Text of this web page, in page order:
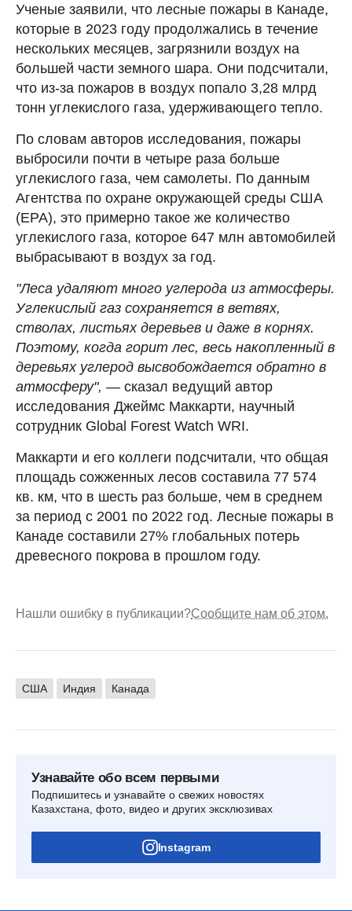
Ученые заявили, что лесные пожары в Канаде,
которые в 2023 году продолжались в течение
нескольких месяцев, загрязнили воздух на
большей части земного шара. Они подсчитали,
что из-за пожаров в воздух попало 3,28 млрд
тонн углекислого газа, удерживающего тепло.
По словам авторов исследования, пожары
выбросили почти в четыре раза больше
углекислого газа, чем самолеты. По данным
Агентства по охране окружающей среды США
(EPA), это примерно такое же количество
углекислого газа, которое 647 млн автомобилей
выбрасывают в воздух за год.
"Леса удаляют много углерода из атмосферы.
Углекислый газ сохраняется в ветвях,
стволах, листьях деревьев и даже в корнях.
Поэтому, когда горит лес, весь накопленный в
деревьях углерод высвобождается обратно в
атмосферу", — сказал ведущий автор
исследования Джеймс Маккарти, научный
сотрудник Global Forest Watch WRI.
Маккарти и его коллеги подсчитали, что общая
площадь сожженных лесов составила 77 574
кв. км, что в шесть раз больше, чем в среднем
за период с 2001 по 2022 год. Лесные пожары в
Канаде составили 27% глобальных потерь
древесного покрова в прошлом году.
Нашли ошибку в публикации?Сообщите нам об этом.
США Индия Канада
Узнавайте обо всем первыми
Подпишитесь и узнавайте о свежих новостях
Казахстана, фото, видео и других эксклюзивах
Instagram